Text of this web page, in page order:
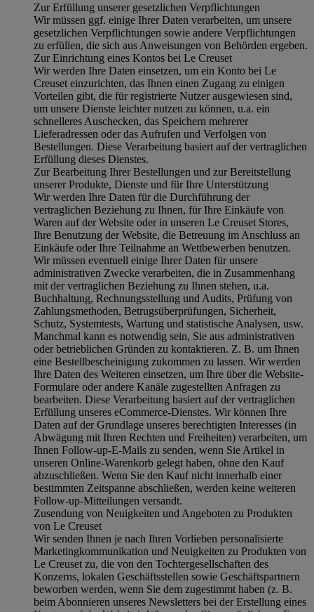
Zur Erfüllung unserer gesetzlichen Verpflichtungen
Wir müssen ggf. einige Ihrer Daten verarbeiten, um unsere
gesetzlichen Verpflichtungen sowie andere Verpflichtungen
zu erfüllen, die sich aus Anweisungen von Behörden ergeben.
Zur Einrichtung eines Kontos bei Le Creuset
Wir werden Ihre Daten einsetzen, um ein Konto bei Le
Creuset einzurichten, das Ihnen einen Zugang zu einigen
Vorteilen gibt, die für registrierte Nutzer ausgewiesen sind,
um unsere Dienste leichter nutzen zu können, u.a. ein
schnelleres Auschecken, das Speichern mehrerer
Lieferadressen oder das Aufrufen und Verfolgen von
Bestellungen. Diese Verarbeitung basiert auf der vertraglichen
Erfüllung dieses Dienstes.
Zur Bearbeitung Ihrer Bestellungen und zur Bereitstellung
unserer Produkte, Dienste und für Ihre Unterstützung
Wir werden Ihre Daten für die Durchführung der
vertraglichen Beziehung zu Ihnen, für Ihre Einkäufe von
Waren auf der Website oder in unseren Le Creuset Stores,
Ihre Benutzung der Website, die Betreuung im Anschluss an
Einkäufe oder Ihre Teilnahme an Wettbewerben benutzen.
Wir müssen eventuell einige Ihrer Daten für unsere
administrativen Zwecke verarbeiten, die in Zusammenhang
mit der vertraglichen Beziehung zu Ihnen stehen, u.a.
Buchhaltung, Rechnungsstellung und Audits, Prüfung von
Zahlungsmethoden, Betrugsüberprüfungen, Sicherheit,
Schutz, Systemtests, Wartung und statistische Analysen, usw.
Manchmal kann es notwendig sein, Sie aus administrativen
oder betrieblichen Gründen zu kontaktieren. Z. B. um Ihnen
eine Bestellbescheinigung zukommen zu lassen. Wir werden
Ihre Daten des Weiteren einsetzen, um Ihre über die Website-
Formulare oder andere Kanäle zugestellten Anfragen zu
bearbeiten. Diese Verarbeitung basiert auf der vertraglichen
Erfüllung unseres eCommerce-Dienstes. Wir können Ihre
Daten auf der Grundlage unseres berechtigten Interesses (in
Abwägung mit Ihren Rechten und Freiheiten) verarbeiten, um
Ihnen Follow-up-E-Mails zu senden, wenn Sie Artikel in
unseren Online-Warenkorb gelegt haben, ohne den Kauf
abzuschließen. Wenn Sie den Kauf nicht innerhalb einer
bestimmten Zeitspanne abschließen, werden keine weiteren
Follow-up-Mitteilungen versandt.
Zusendung von Neuigkeiten und Angeboten zu Produkten
von Le Creuset
Wir senden Ihnen je nach Ihren Vorlieben personalisierte
Marketingkommunikation und Neuigkeiten zu Produkten von
Le Creuset zu, die von den Tochtergesellschaften des
Konzerns, lokalen Geschäftsstellen sowie Geschäftspartnern
beworben werden, wenn Sie dem zugestimmt haben (z. B.
beim Abonnieren unseres Newsletters bei der Erstellung eines